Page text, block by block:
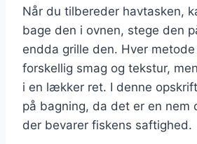
Når du tilbereder havtasken,
bage den i ovnen, stege den
endda grille den. Hver
forskellig smag og tekstur,
i en lækker ret. I denne
på bagning, da det er en nem
der bevarer fiskens saftighed.